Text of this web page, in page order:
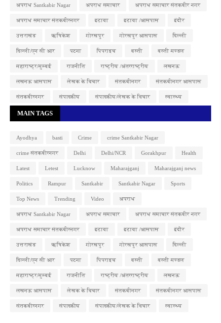
अपराध Santkabir Nagar अपराध समाचार अपराध समाचार संतकबीर नगर
अपराध समाचार संतकबीरनगर इटावा इटावा /आसपास इंदौर
उत्तराखंड ऋषिकेश गोरखपुर गोरखपुर आसपास दिल्ली
दिल्ली/एन सी आर पटना पिपराइच बस्ती बस्ती मण्डल
महाराष्ट्र/मुम्बई राजनीति राष्ट्रीय /अंतरराष्ट्रीय लखनऊ
लखनऊ आसपास लेखक के विचार संतकबीनगर संतकबीनगर आसपास
संतकबीरनगर संपादकीय संपादकीय/लेखक के विचार स्वास्थ्य
MAIN TAGS
Ayodhya basti Crime crime Santkabir Nagar
crime संतकबीरनगर Delhi Delhi/NCR Gorakhpur Health
Latest Letest Lucknow Maharajganj Maharajganj news
Politics Rampur Santkabir Santkabir Nagar Sports
Top News Trending Video अपराध
अपराध Santkabir Nagar अपराध समाचार अपराध समाचार संतकबीर नगर
अपराध समाचार संतकबीरनगर इटावा इटावा /आसपास इंदौर
उत्तराखंड ऋषिकेश गोरखपुर गोरखपुर आसपास दिल्ली
दिल्ली/एन सी आर पटना पिपराइच बस्ती बस्ती मण्डल
महाराष्ट्र/मुम्बई राजनीति राष्ट्रीय /अंतरराष्ट्रीय लखनऊ
लखनऊ आसपास लेखक के विचार संतकबीनगर संतकबीनगर आसपास
संतकबीरनगर संपादकीय संपादकीय/लेखक के विचार स्वास्थ्य